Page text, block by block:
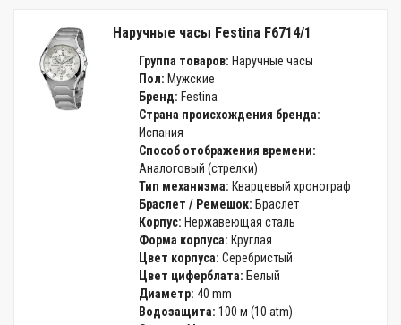
Наручные часы Festina F6714/1
Группа товаров: Наручные часы
Пол: Мужские
Бренд: Festina
Страна происхождения бренда:
Испания
Способ отображения времени:
Аналоговый (стрелки)
Тип механизма: Кварцевый хронограф
Браслет / Ремешок: Браслет
Корпус: Нержавеющая сталь
Форма корпуса: Круглая
Цвет корпуса: Серебристый
Цвет циферблата: Белый
Диаметр: 40 mm
Водозащита: 100 м (10 atm)